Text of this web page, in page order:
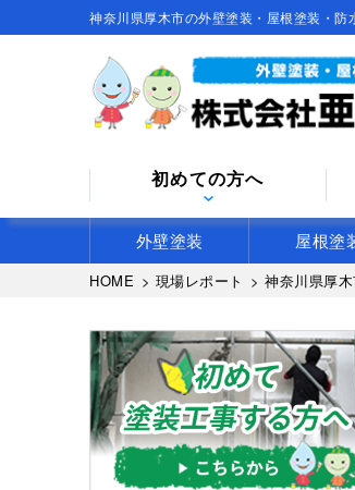
神奈川県厚木市の外壁塗装・屋根塗装・
初めての方へ
外壁塗装 屋根塗
HOME > 現場レポート > 神奈川県厚